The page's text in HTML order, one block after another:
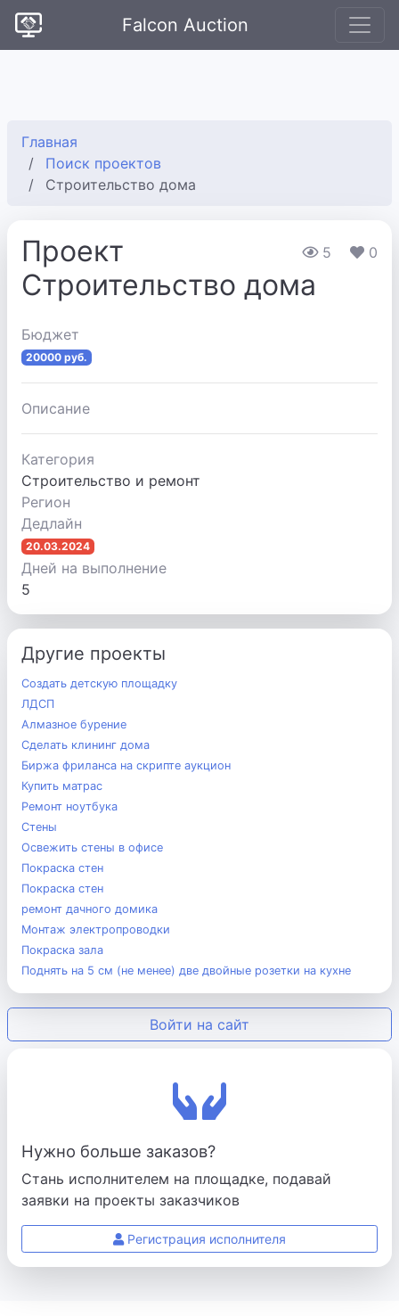
Falcon Auction
Главная
Поиск проектов
Строительство дома
5 0
Проект
Строительство дома
Бюджет
20000 руб.
Описание
Категория
Строительство и ремонт
Регион
Дедлайн
20.03.2024
Дней на выполнение
5
Другие проекты
Создать детскую площадку
ЛДСП
Алмазное бурение
Сделать клининг дома
Биржа фриланса на скрипте аукцион
Купить матрас
Ремонт ноутбука
Стены
Освежить стены в офисе
Покраска стен
Покраска стен
ремонт дачного домика
Монтаж электропроводки
Покраска зала
Поднять на 5 см (не менее) две двойные розетки на кухне
Войти на сайт
Нужно больше заказов?
Стань исполнителем на площадке, подавай
заявки на проекты заказчиков
Регистрация исполнителя